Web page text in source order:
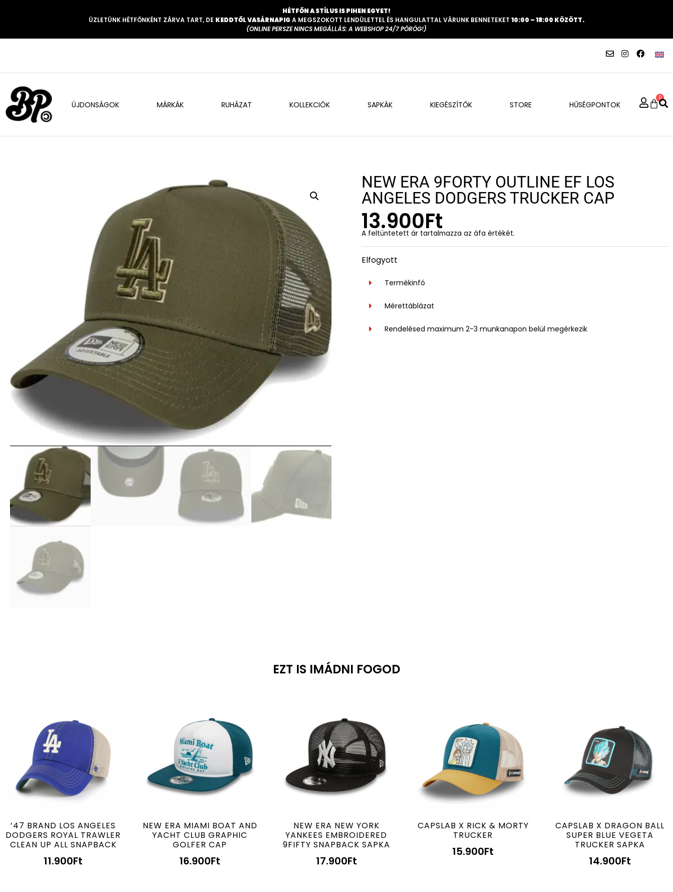
HÉTFŐN A STÍLUS IS PIHEN EGYET!
ÜZLETÜNK HÉTFŐNKÉNT ZÁRVA TART, DE KEDDTŐL VASÁRNAPIG A MEGSZOKOTT LENDÜLETTEL ÉS HANGULATTAL VÁRUNK BENNETEKET 10:00 – 18:00 KÖZÖTT.
(ONLINE PERSZE NINCS MEGÁLLÁS: A WEBSHOP 24/7 PÖRÖG!)
ÚJDONSÁGOK MÁRKÁK RUHÁZAT KOLLEKCIÓK SAPKÁK KIEGÉSZÍTŐK STORE HŰSÉGPONTOK
0
NEW ERA 9FORTY OUTLINE EF LOS
ANGELES DODGERS TRUCKER CAP
13.900Ft
A feltüntetett ár tartalmazza az áfa értékét.
Elfogyott
Termékinfó
Mérettáblázat
Rendelésed maximum 2-3 munkanapon belül megérkezik
EZT IS IMÁDNI FOGOD
’47 BRAND LOS ANGELES
DODGERS ROYAL TRAWLER
CLEAN UP ALL SNAPBACK
11.900Ft
NEW ERA MIAMI BOAT AND
YACHT CLUB GRAPHIC
GOLFER CAP
16.900Ft
NEW ERA NEW YORK
YANKEES EMBROIDERED
9FIFTY SNAPBACK SAPKA
17.900Ft
CAPSLAB X RICK & MORTY
TRUCKER
15.900Ft
CAPSLAB X DRAGON BALL
SUPER BLUE VEGETA
TRUCKER SAPKA
14.900Ft